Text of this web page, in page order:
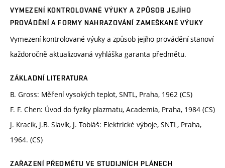
VYMEZENÍ KONTROLOVANÉ VÝUKY A ZPŮSOB JEJÍHO
PROVÁDĚNÍ A FORMY NAHRAZOVÁNÍ ZAMEŠKANÉ VÝUKY
Vymezení kontrolované výuky a způsob jejího provádění stanoví
každoročně aktualizovaná vyhláška garanta předmětu.
ZÁKLADNÍ LITERATURA
B. Gross: Měření vysokých teplot, SNTL, Praha, 1962 (CS)
F. F. Chen: Úvod do fyziky plazmatu, Academia, Praha, 1984 (CS)
J. Kracík, J.B. Slavík, J. Tobiáš: Elektrické výboje, SNTL, Praha,
1964. (CS)
ZAŘAZENÍ PŘEDMĚTU VE STUDIJNÍCH PLÁNECH